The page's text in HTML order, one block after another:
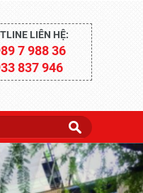
LIÊN HỆ:
7 988 36
837 946